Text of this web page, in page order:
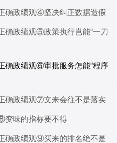
确政绩观④坚决纠正数据造假
确政绩观⑤政策执行岂能“一刀
确政绩观⑥审批服务怎能“程序
确政绩观⑦文来会往不是落实
变味的指标要不得
确政绩观⑨买来的排名绝不是